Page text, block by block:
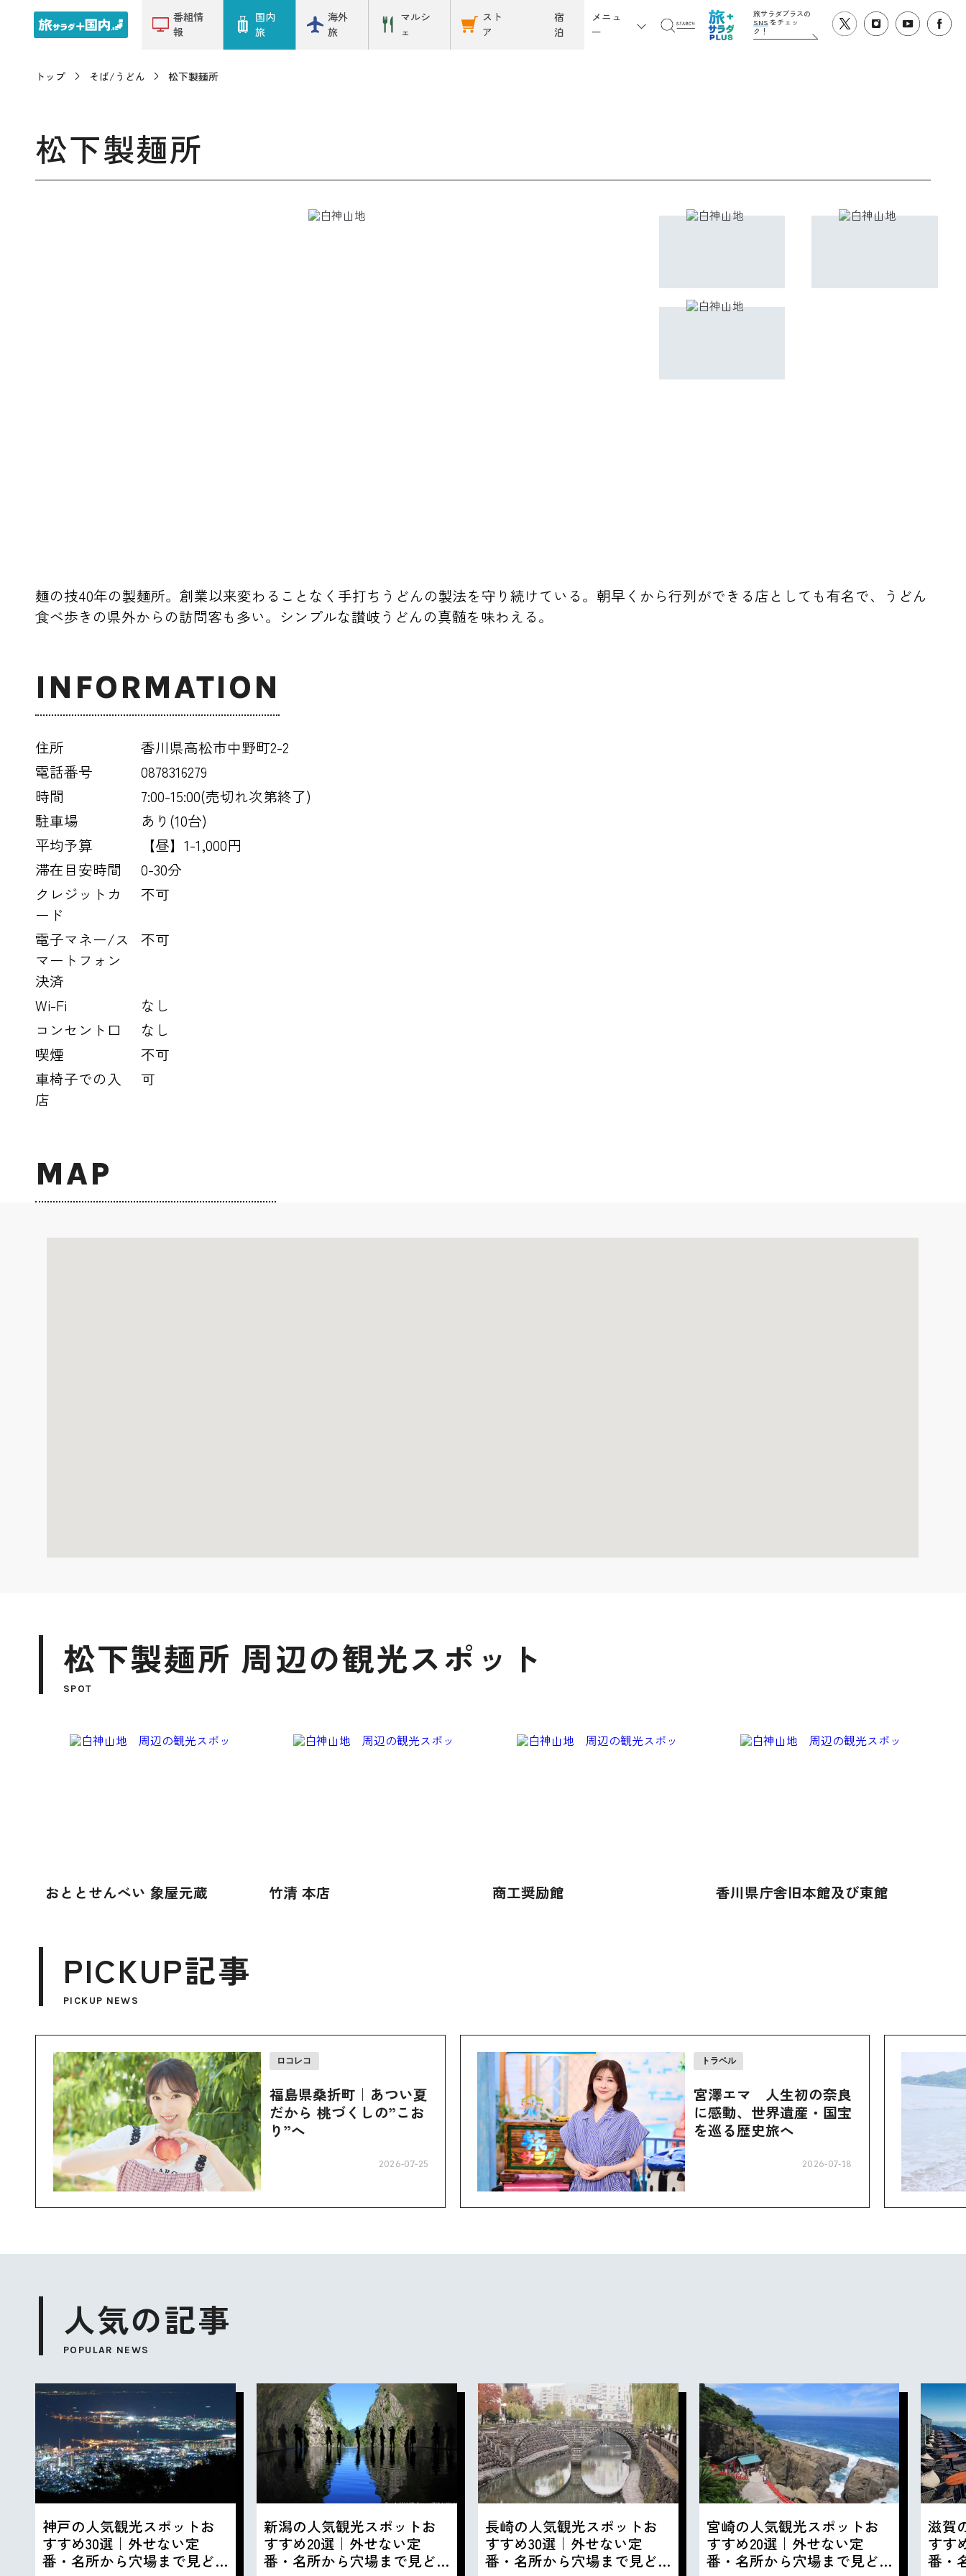
番組情
報
国内
旅
海外
旅
マルシ
ェ
スト
ア
宿
泊
メニュ
ー
旅サラダプラスの
SNSをチェッ
ク！
トップ そば/うどん 松下製麺所
松下製麺所
麺の技40年の製麺所。創業以来変わることなく手打ちうどんの製法を守り続けている。朝早くから行列ができる店としても有名で、うどん
食べ歩きの県外からの訪問客も多い。シンプルな讃岐うどんの真髄を味わえる。
INFORMATION
住所
香川県高松市中野町2-2
電話番号
0878316279
時間
7:00-15:00(売切れ次第終了)
駐車場
あり(10台)
平均予算
【昼】1-1,000円
滞在目安時間
0-30分
クレジットカ
ード
不可
電子マネー/ス
マートフォン
決済
不可
Wi-Fi
なし
コンセント口
なし
喫煙
不可
車椅子での入
店
可
MAP
松下製麺所 周辺の観光スポット
SPOT
おととせんべい 象屋元蔵 竹清 本店 商工奨励館 香川県庁舎旧本館及び東館
PICKUP記事
PICKUP NEWS
ロコレコ
福島県桑折町｜あつい夏
だから 桃づくしの”こお
り”へ
2026-07-25
トラベル
宮澤エマ 人生初の奈良
に感動、世界遺産・国宝
を巡る歴史旅へ
2026-07-18
人気の記事
POPULAR NEWS
神戸の人気観光スポットお
すすめ30選｜外せない定
番・名所から穴場まで見ど
新潟の人気観光スポットお
すすめ20選｜外せない定
番・名所から穴場まで見ど
長崎の人気観光スポットお
すすめ30選｜外せない定
番・名所から穴場まで見ど
宮崎の人気観光スポットお
すすめ20選｜外せない定
番・名所から穴場まで見ど
滋賀
すす
番・